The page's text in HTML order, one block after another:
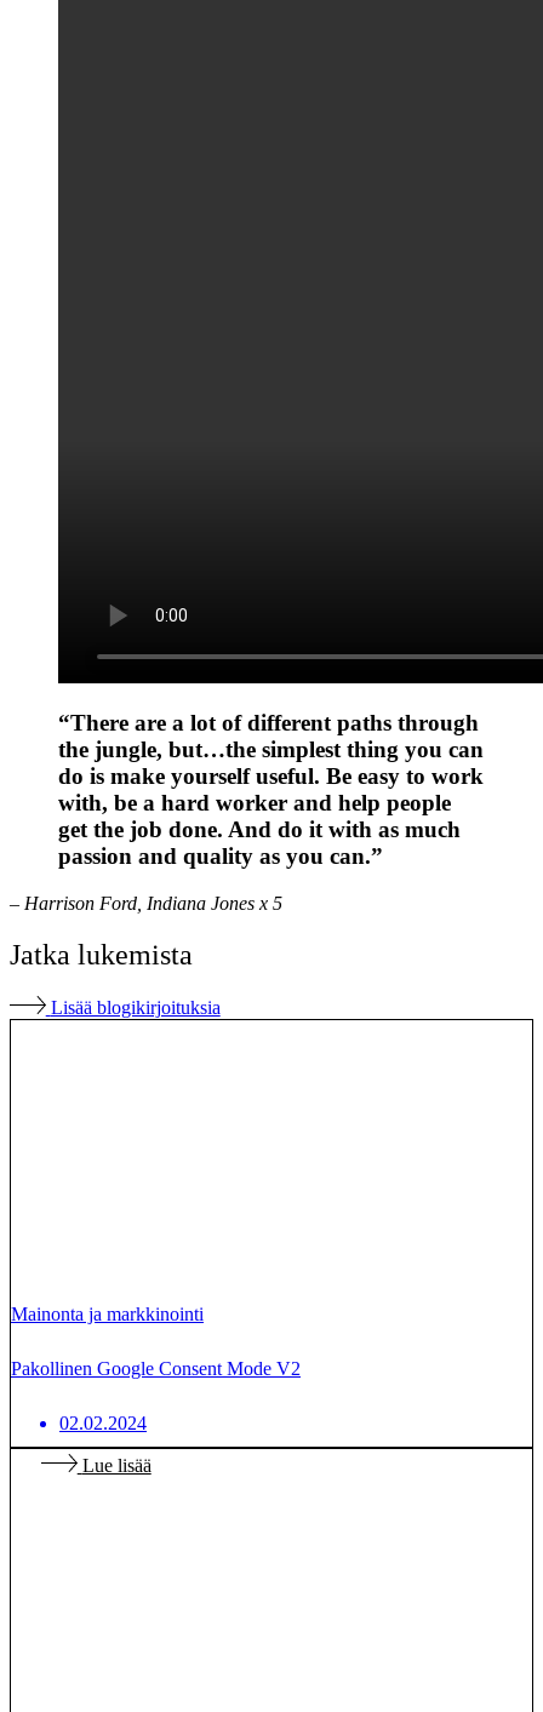
“There are a lot of different paths through
the jungle, but…the simplest thing you can
do is make yourself useful. Be easy to work
with, be a hard worker and help people
get the job done. And do it with as much
passion and quality as you can.”
– Harrison Ford, Indiana Jones x 5
Jatka lukemista
Lisää blogikirjoituksia
Mainonta ja markkinointi
Pakollinen Google Consent Mode V2
02.02.2024
Lue lisää